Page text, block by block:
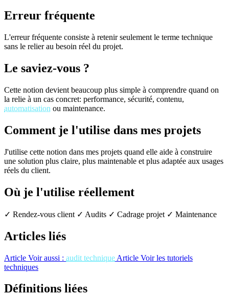
Erreur fréquente
L'erreur fréquente consiste à retenir seulement le terme technique
sans le relier au besoin réel du projet.
Le saviez-vous ?
Cette notion devient beaucoup plus simple à comprendre quand on
la relie à un cas concret: performance, sécurité, contenu,
automatisation ou maintenance.
Comment je l'utilise dans mes projets
J'utilise cette notion dans mes projets quand elle aide à construire
une solution plus claire, plus maintenable et plus adaptée aux usages
réels du client.
Où je l'utilise réellement
✓ Rendez-vous client ✓ Audits ✓ Cadrage projet ✓ Maintenance
Articles liés
Article Voir aussi : audit technique Article Voir les tutoriels
techniques
Définitions liées